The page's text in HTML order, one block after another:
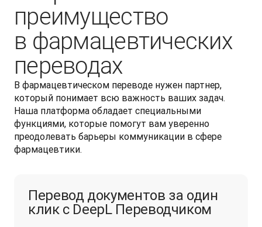
преимущество
в фармацевтических
переводах
В фармацевтическом переводе нужен партнер,
который понимает всю важность ваших задач.
Наша платформа обладает специальными
функциями, которые помогут вам уверенно
преодолевать барьеры коммуникации в сфере
фармацевтики.
Перевод документов за один
клик с DeepL Переводчиком